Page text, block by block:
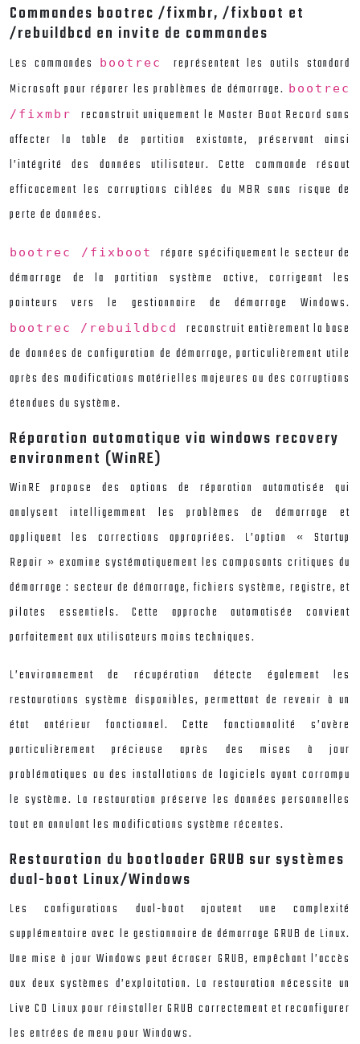
Commandes bootrec /fixmbr, /fixboot et
/rebuildbcd en invite de commandes
Les commandes bootrec représentent les outils standard
Microsoft pour réparer les problèmes de démarrage. bootrec
/fixmbr reconstruit uniquement le Master Boot Record sans
affecter la table de partition existante, préservant ainsi
l’intégrité des données utilisateur. Cette commande résout
efficacement les corruptions ciblées du MBR sans risque de
perte de données.
bootrec /fixboot répare spécifiquement le secteur de
démarrage de la partition système active, corrigeant les
pointeurs vers le gestionnaire de démarrage Windows.
bootrec /rebuildbcd reconstruit entièrement la base
de données de configuration de démarrage, particulièrement utile
après des modifications matérielles majeures ou des corruptions
étendues du système.
Réparation automatique via windows recovery
environment (WinRE)
WinRE propose des options de réparation automatisée qui
analysent intelligemment les problèmes de démarrage et
appliquent les corrections appropriées. L’option « Startup
Repair » examine systématiquement les composants critiques du
démarrage : secteur de démarrage, fichiers système, registre, et
pilotes essentiels. Cette approche automatisée convient
parfaitement aux utilisateurs moins techniques.
L’environnement de récupération détecte également les
restaurations système disponibles, permettant de revenir à un
état antérieur fonctionnel. Cette fonctionnalité s’avère
particulièrement précieuse après des mises à jour
problématiques ou des installations de logiciels ayant corrompu
le système. La restauration préserve les données personnelles
tout en annulant les modifications système récentes.
Restauration du bootloader GRUB sur systèmes
dual-boot Linux/Windows
Les configurations dual-boot ajoutent une complexité
supplémentaire avec le gestionnaire de démarrage GRUB de Linux.
Une mise à jour Windows peut écraser GRUB, empêchant l’accès
aux deux systèmes d’exploitation. La restauration nécessite un
Live CD Linux pour réinstaller GRUB correctement et reconfigurer
les entrées de menu pour Windows.